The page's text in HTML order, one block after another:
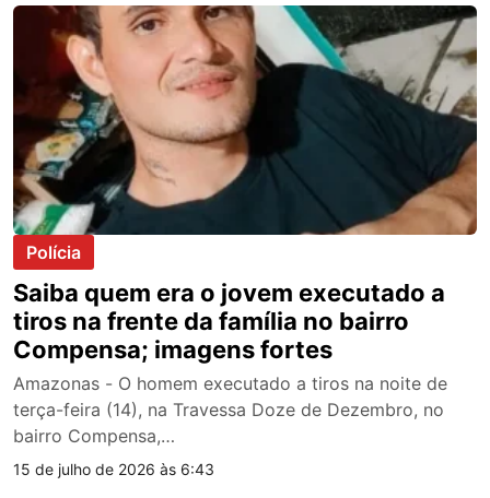
Polícia
Saiba quem era o jovem executado a
tiros na frente da família no bairro
Compensa; imagens fortes
Amazonas - O homem executado a tiros na noite de
terça-feira (14), na Travessa Doze de Dezembro, no
bairro Compensa,…
15 de julho de 2026 às 6:43